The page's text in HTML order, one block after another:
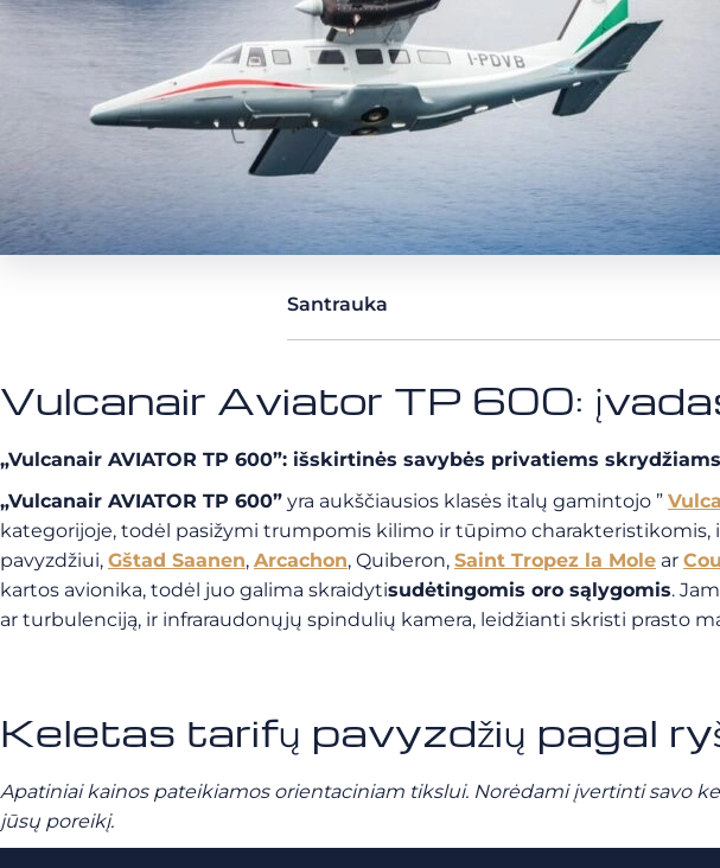
Santrauka
Vulcanair Aviator TP 600:
„Vulcanair AVIATOR TP 600”: išskirtinės savybės privatiems
„Vulcanair AVIATOR TP 600” yra aukščiausios klasės italų gamintojo ”
kategorijoje, todėl pasižymi trumpomis kilimo ir tūpimo
pavyzdžiui, Gštad Saanen, Arcachon, Quiberon, Saint Tropez la Mole ar
kartos avionika, todėl juo galima skraidytisudėtingomis oro sąlygomis.
ar turbulenciją, ir infraraudonųjų spindulių kamera, leidžianti skristi prasto
Keletas tarifų pavyzdžių pagal
Apatiniai kainos pateikiamos orientaciniam tikslui. Norėdami įvertinti savo
jūsų poreikį.